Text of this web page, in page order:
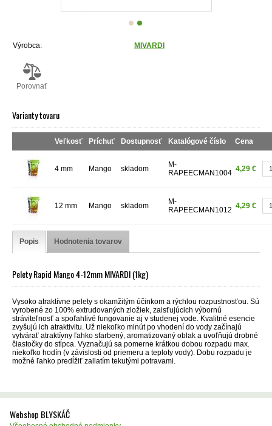
Výrobca: MIVARDI
Porovnať
Varianty tovaru
Veľkosť Príchuť Dostupnosť Katalógové číslo Cena
4 mm Mango skladom
M-
RAPEECMAN1004 4,29 €
12 mm Mango skladom
M-
RAPEECMAN1012 4,29 €
Popis Hodnotenia tovarov
Pelety Rapid Mango 4-12mm MIVARDI (1kg)
Vysoko atraktívne pelety s okamžitým účinkom a rýchlou rozpustnosťou. Sú
vyrobené zo 100% extrudovaných zložiek, zaisťujúcich výbornú
stráviteľnosť a spoľahlivé fungovanie aj v studenej vode. Kvalitné esencie
zvyšujú ich atraktivitu. Už niekoľko minút po vhodení do vody začínajú
vytvárať atraktívny ľahko sfarbený, aromatizovaný oblak a uvoľňujú drobné
čiastočky do stĺpca. Vyznačujú sa pomerne krátkou dobou rozpadu max.
niekoľko hodín (v závislosti od priemeru a teploty vody). Dobu rozpadu je
možné ľahko predĺžiť zaliatím tekutými potravami.
Webshop BLYSKÁČ